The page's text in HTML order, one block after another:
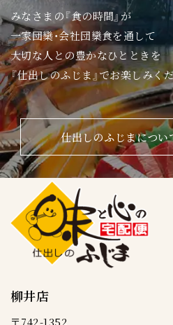
みなさまの『食の時間』が
一家団欒・会社団欒食を通して
大切な人との豊かなひとときを
『仕出しのふじま』でお楽しみく
仕出しのふじまについ
柳井店